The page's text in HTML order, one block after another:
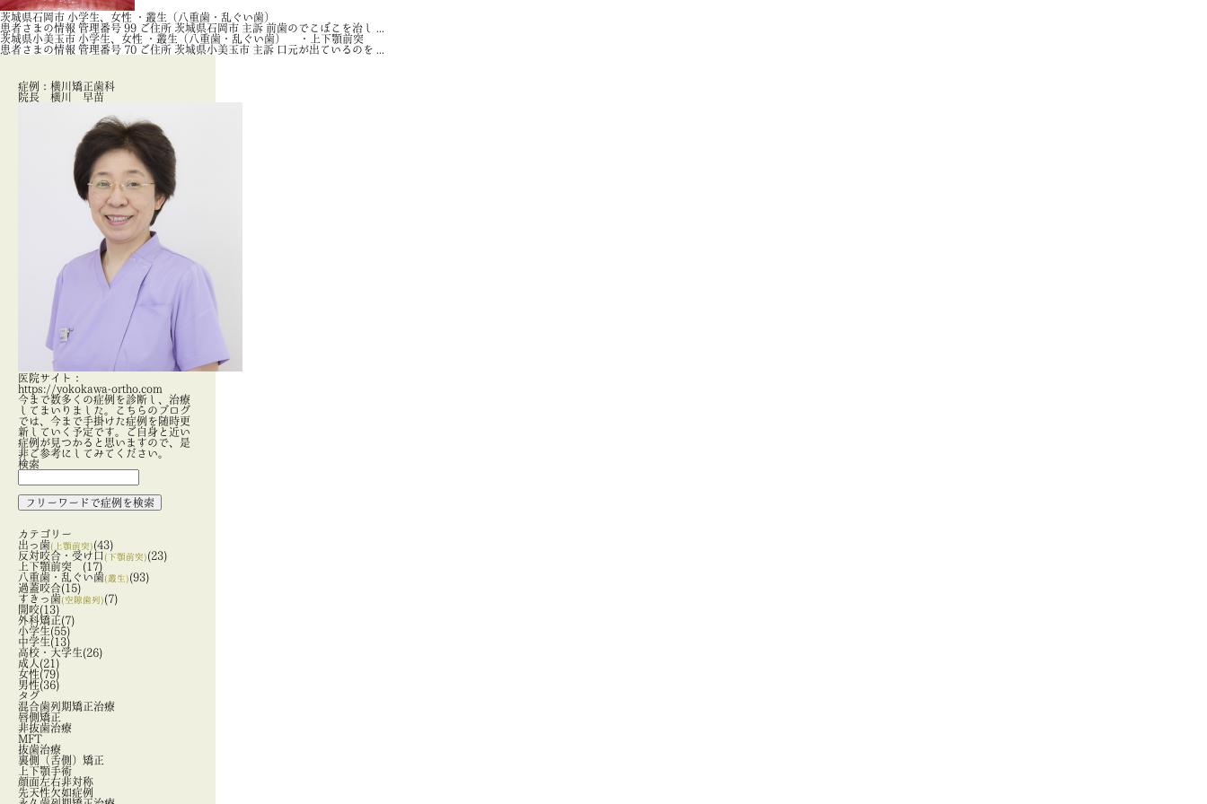
茨城県石岡市 小学生、女性 ・叢生（八重歯・乱ぐい歯）
患者さまの情報 管理番号 99 ご住所 茨城県石岡市 主訴 前歯のでこぼこを治し ...
茨城県小美玉市 小学生、女性 ・叢生（八重歯・乱ぐい歯） ・上下顎前突
患者さまの情報 管理番号 70 ご住所 茨城県小美玉市 主訴 口元が出ているのを ...
症例：横川矯正歯科
院長 横川 早苗
医院サイト：
https://yokokawa-ortho.com
今まで数多くの症例を診断し、治療
してまいりました。こちらのブログ
では、今まで手掛けた症例を随時更
新していく予定です。ご自身と近い
症例が見つかると思いますので、是
非ご参考にしてみてください。
検索
カテゴリー
出っ歯(上顎前突) (43)
反対咬合・受け口 (下顎前突) (23)
上下顎前突 (17)
八重歯・乱ぐい歯(叢生) (93)
過蓋咬合(15)
すきっ歯(空隙歯列) (7)
開咬(13)
外科矯正(7)
小学生(55)
中学生(13)
高校・大学生(26)
成人 (21)
女性(79)
男性(36)
タグ
混合歯列期矯正治療
唇側矯正
非抜歯治療
MFT
抜歯治療
裏側（舌側）矯正
上下顎手術
顔面左右非対称
先天性欠如症例